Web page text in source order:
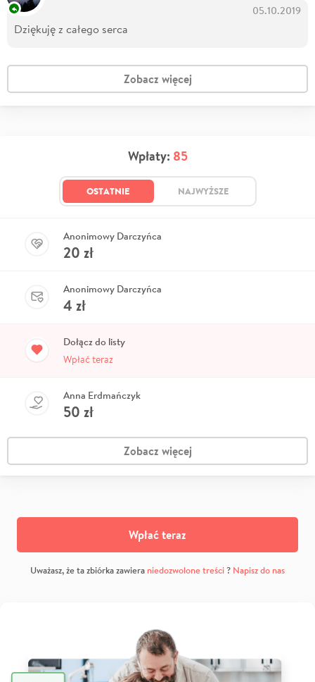
05.10.2019
Dziękuję z całego serca
Zobacz więcej
Wpłaty: 85
OSTATNIE NAJWYŻSZE
Anonimowy Darczyńca
20 zł
Anonimowy Darczyńca
4 zł
Dołącz do listy
Wpłać teraz
Anna Erdmańczyk
50 zł
Zobacz więcej
Wpłać teraz
Uważasz, że ta zbiórka zawiera niedozwolone treści? Napisz do nas